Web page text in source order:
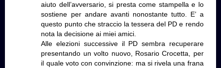
aiuto dell’avversario, si presta come stampella e lo
sostiene per andare avanti nonostante tutto. E’ a
questo punto che straccio la tessera del PD e rendo
nota la decisione ai miei amici.
Alle elezioni successive il PD sembra recuperare
presentando un volto nuovo, Rosario Crocetta, per
il quale voto con convinzione: ma si rivela una frana